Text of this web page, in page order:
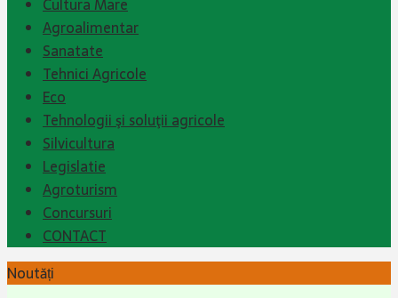
Agroalimentar
Sanatate
Tehnici Agricole
Eco
Tehnologii şi soluţii agricole
Silvicultura
Legislatie
Agroturism
Concursuri
CONTACT
Noutăți